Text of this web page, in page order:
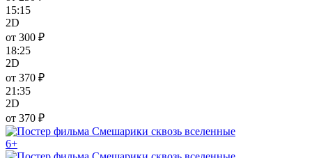
15:15
2D
от 300 ₽
18:25
2D
от 370 ₽
21:35
2D
от 370 ₽
6+